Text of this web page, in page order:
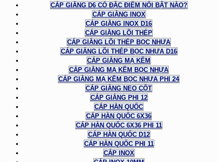
CÁP GIẰNG D6 CÓ ĐẶC ĐIỂM NỔI BẬT NÀO?
CÁP GIẰNG INOX
CÁP GIẰNG INOX D16
CÁP GIẰNG LÕI THÉP
CÁP GIẰNG LÕI THÉP BỌC NHỰA
CÁP GIẰNG LÕI THÉP BỌC NHỰA D16
CÁP GIẰNG MẠ KẼM
CÁP GIẰNG MẠ KẼM BỌC NHỰA
CÁP GIẰNG MẠ KẼM BỌC NHỰA PHI 24
CÁP GIẰNG NEO CỘT
CÁP GIẰNG PHI 12
CÁP HÀN QUỐC
CÁP HÀN QUỐC 6X36
CÁP HÀN QUỐC 6X36 PHI 11
CÁP HÀN QUỐC D12
CÁP HÀN QUỐC PHI 11
CÁP INOX